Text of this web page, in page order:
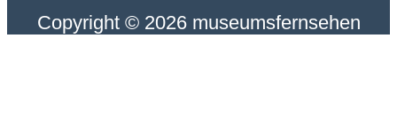
Copyright © 2026 museumsfernsehen